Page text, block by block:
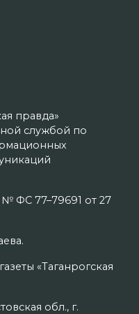
правда»
службой по
ФС 77–79691 от 27
«Таганрогская
обл., г.